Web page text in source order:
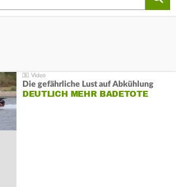
Die gefährliche Lust auf Abkühlung
DEUTLICH MEHR BADETOTE